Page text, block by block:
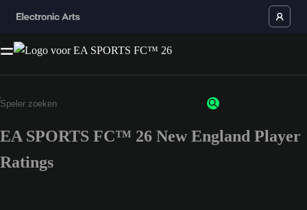
EA SPORTS FC™ 26 New England Player
Ratings